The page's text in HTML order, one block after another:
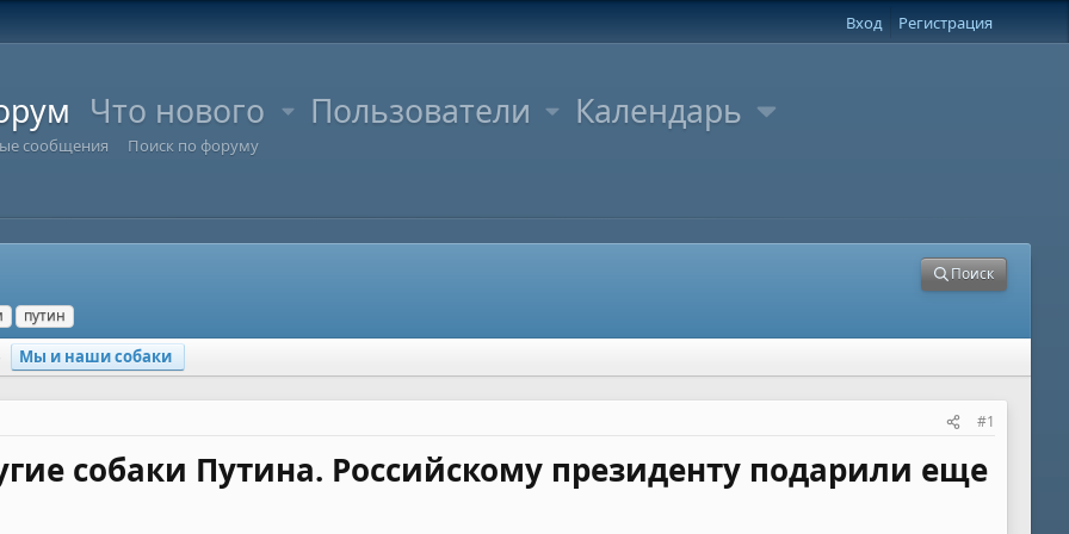
Вход Регистрация
Что нового Пользователи Календарь
сообщения Поиск по форуму
Поиск
путин
Мы и наши собаки
#1
собаки Путина. Российскому президенту подарили еще